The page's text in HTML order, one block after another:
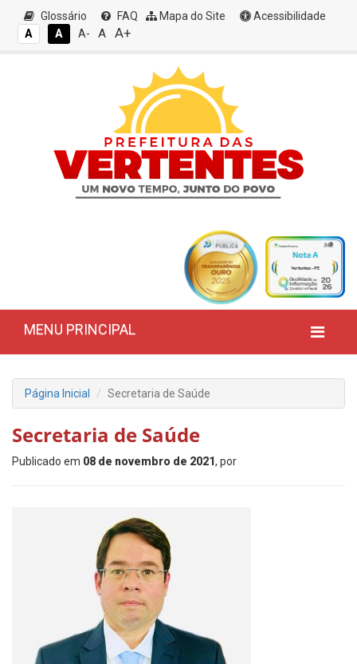
Glossário FAQ Mapa do Site
Acessibilidade
A
A A- A A+
MENU PRINCIPAL
Página Inicial Secretaria de Saúde
Secretaria de Saúde
Publicado em 08 de novembro de 2021, por